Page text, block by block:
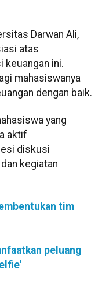
Darwan Ali,
atas
keuangan ini.
mahasiswanya
dengan baik.
yang
aktif
diskusi
kegiatan
tim
peluang